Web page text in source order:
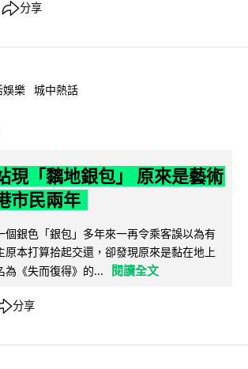
分享
娛樂 城中熱話
現「黐地銀包」 原來是藝術
市民兩年
個銀色「銀包」多年來一再令乘客誤以為有
原本打算拾起交還，卻發現原來是黏在地上
為《失而復得》的...
閱讀全文
分享